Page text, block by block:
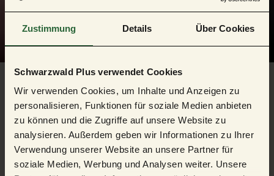
Zustimmung Details Über Cookies
Schwarzwald Plus verwendet Cookies
Wir verwenden Cookies, um Inhalte und Anzeigen zu
personalisieren, Funktionen für soziale Medien anbieten
zu können und die Zugriffe auf unsere Website zu
analysieren. Außerdem geben wir Informationen zu Ihrer
Verwendung unserer Website an unsere Partner für
soziale Medien, Werbung und Analysen weiter. Unsere
Die Geschichte anschaulich dargestellt
In historischen Gebäuden, mit Modellen, Videos und Filmen, mit Vorträgen
und Aktionen für Erwachsene und Kinder, für Gäste und Einheimische. Im so
genannten Turbinenhaus ist die Historie der Glashütte auf 26 Tafeln mit
Hinterglasmalerei lebendig dargestellt, im ehemaligen Geisteinsmalhaus wird